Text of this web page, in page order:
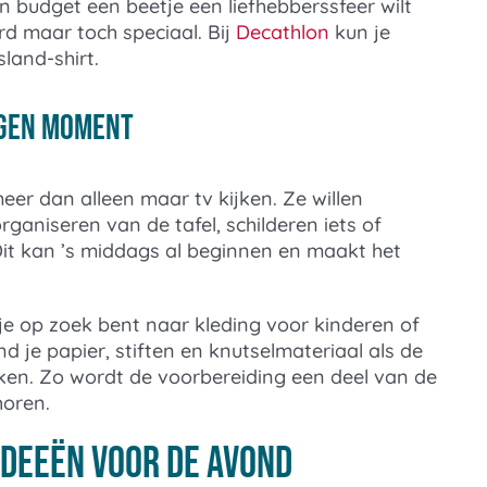
budget een beetje een liefhebberssfeer wilt
maar toch speciaal. Bij Decathlon kun je
shirt.
moment
dan alleen maar tv kijken. Ze willen
van de tafel, schilderen iets of
kan ’s middags al beginnen en maakt het
op zoek bent naar kleding voor kinderen of
je papier, stiften en knutselmateriaal als de
Zo wordt de voorbereiding een deel van de
voor de avond